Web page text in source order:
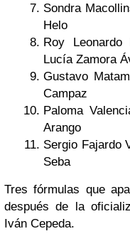
Sondra
Helo
Roy
Lucía Zamora
Gustavo
Campaz
Paloma
Arango
Sergio Fajardo
Seba
Tres fórmulas que
después de la
Iván Cepeda.